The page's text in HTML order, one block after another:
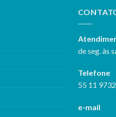
de seg. às
Telefone
55 11
e-mail